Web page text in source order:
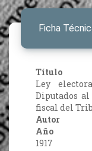
Ficha
Título
Ley
Diputados
fiscal del
Autor
Año
1917